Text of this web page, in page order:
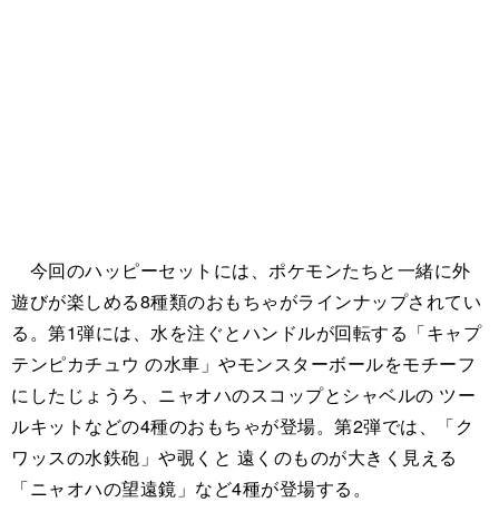
今回のハッピーセットには、ポケモンたちと一緒に外
遊びが楽しめる8種類のおもちゃがラインナップされてい
る。第1弾には、水を注ぐとハンドルが回転する「キャプ
テンピカチュウ の水車」やモンスターボールをモチーフ
にしたじょうろ、ニャオハのスコップとシャベルの ツー
ルキットなどの4種のおもちゃが登場。第2弾では、「ク
ワッスの水鉄砲」や覗くと 遠くのものが大きく見える
「ニャオハの望遠鏡」など4種が登場する。